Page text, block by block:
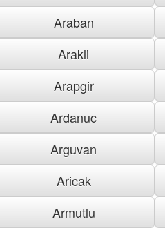
Araban
Arakli
Arapgir
Ardanuc
Arguvan
Aricak
Armutlu